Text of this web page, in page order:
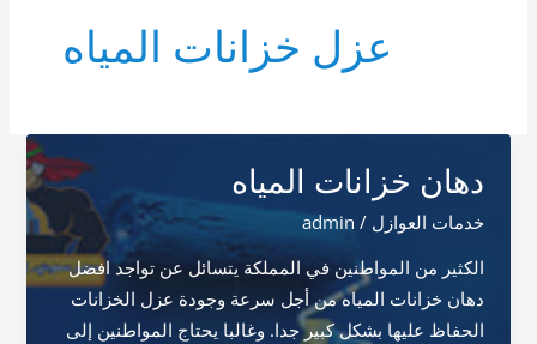
عزل خزانات المياه
دهان خزانات المياه
خدمات العوازل /
admin
الكثير من المواطنين في المملكة يتسائل عن تواجد افضل
دهان خزانات المياه من أجل سرعة وجودة عزل الخزانات
الحفاظ عليها بشكل كبير جدا. وغالبا يحتاج المواطنين إلى